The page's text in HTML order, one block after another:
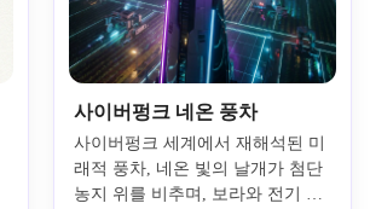
사이버펑크 네온 풍차
사이버펑크 세계에서 재해석된 미
래적 풍차, 네온 빛의 날개가 첨단
농지 위를 비추며, 보라와 전기 블